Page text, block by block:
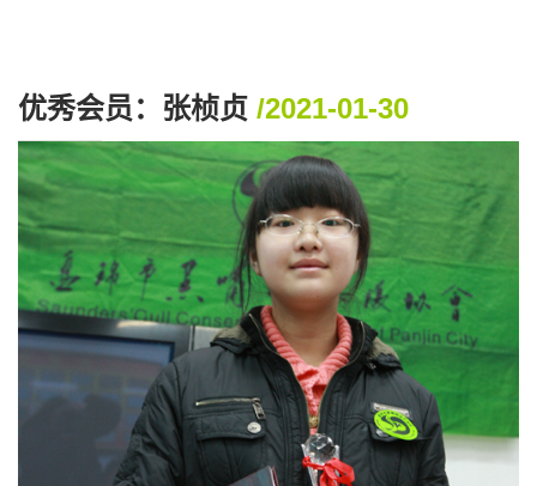
优秀会员：张桢贞 /2021-01-30